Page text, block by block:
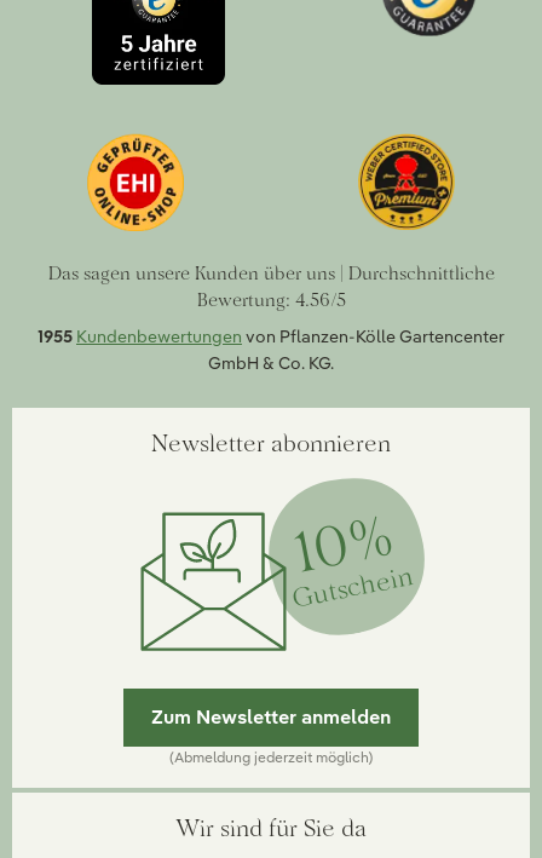
Das sagen unsere Kunden über uns | Durchschnittliche
Bewertung: 4.56/5
1955 Kundenbewertungen von Pflanzen-Kölle Gartencenter
GmbH & Co. KG.
Newsletter abonnieren
10%
Gutschein
Zum Newsletter anmelden
(Abmeldung jederzeit möglich)
Wir sind für Sie da